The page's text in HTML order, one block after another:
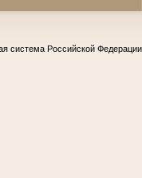
система Российской